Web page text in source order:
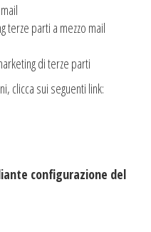
terze parti a mezzo mail
di terze parti
clicca sui seguenti link:
configurazione del